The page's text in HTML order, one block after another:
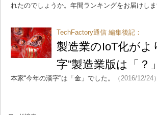
れたのでしょうか。年間ランキングをお届けしま
TechFactory通信 編集後記：
製造業のIoT化が
字”製造業版は「？」
本家“今年の漢字”は「金」でした。 （2016/12/24）